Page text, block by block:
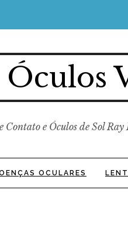
Óculos
Contato e Óculos de Sol Ray
OCULARES